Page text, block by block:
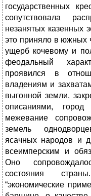
государственных
сопутствовала
незанятых казенных
это приняло в южных
ущерб кочевому и
феодальный
проявился в
владениям и
выгонной земли,
описаниями,
межевание
земель
ясачных народов и
всеимперским и
Оно
состояния
“экономические